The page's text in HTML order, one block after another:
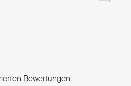
Bewertungen